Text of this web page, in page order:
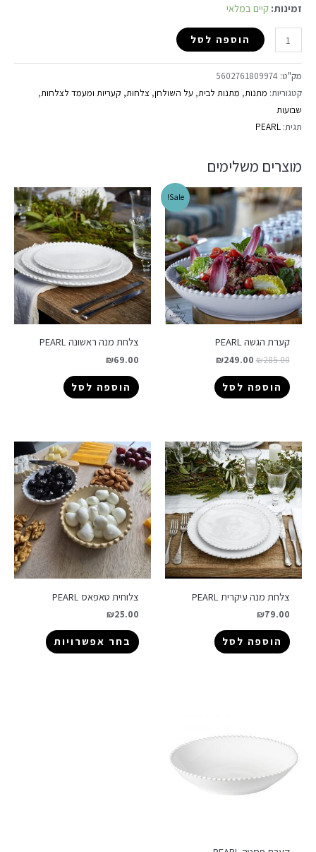
זמינות: קיים במלאי
הוספה לסל
מק"ט: 5602761809974
קטגוריות: מתנות, מתנות לבית, על השולחן, צלחות, קעריות ומעמד לצלחות,
שבועות
תגית: PEARL
מוצרים משלימים
Sale!
קערת הגשה PEARL
₪285.00
₪249.00
הוספה לסל
צלחת מנה ראשונה PEARL
₪69.00
הוספה לסל
צלחת מנה עיקרית PEARL
₪79.00
הוספה לסל
צלוחית טאפאס PEARL
₪25.00
בחר אפשרויות